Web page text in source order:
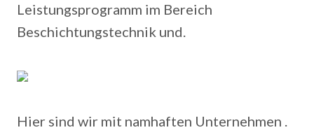
Leistungsprogramm im Bereich
Beschichtungstechnik und.
Hier sind wir mit namhaften Unternehmen .